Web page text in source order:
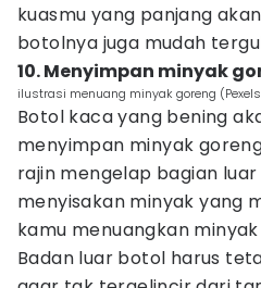
kuasmu yang panjang
botolnya juga mudah
10. Menyimpan minyak
ilustrasi menuang minyak goreng
Botol kaca yang bening
menyimpan minyak
rajin mengelap bagian
menyisakan minyak yang
kamu menuangkan minyak
Badan luar botol harus